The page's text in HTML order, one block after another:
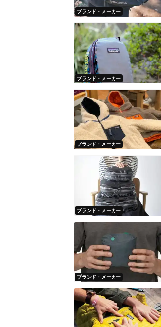
ブランド・メーカー
ブランド・メーカー
ブランド・メーカー
ブランド・メーカー
ブランド・メーカー